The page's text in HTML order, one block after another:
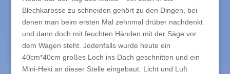
Blechkarosse zu schneiden gehört zu den Dingen, bei
denen man beim ersten Mal zehnmal drüber nachdenkt
und dann doch mit feuchten Händen mit der Säge vor
dem Wagen steht. Jedenfalls wurde heute ein
40cm*40cm großes Loch ins Dach geschnitten und ein
Mini-Heki an dieser Stelle eingebaut. Licht und Luft